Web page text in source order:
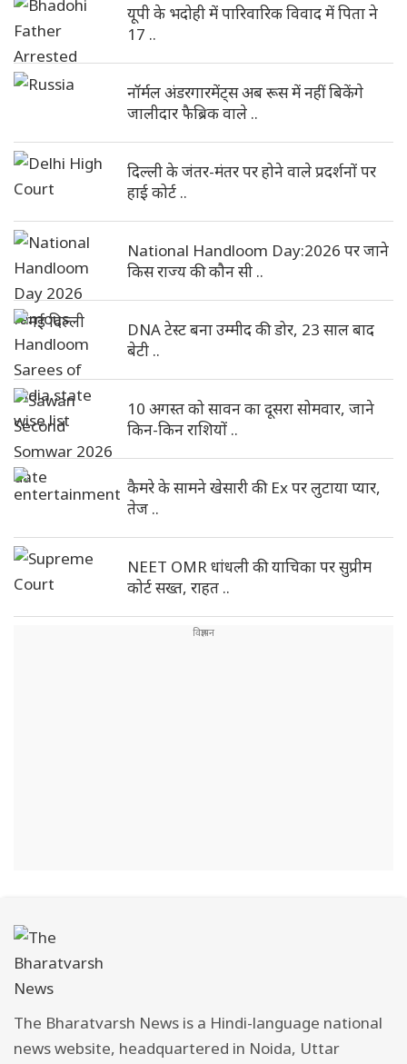
यूपी के भदोही में पारिवारिक विवाद में पिता ने
17 ..
नॉर्मल अंडरगारमेंट्स अब रूस में नहीं बिकेंगे
जालीदार फैब्रिक वाले ..
दिल्ली के जंतर-मंतर पर होने वाले प्रदर्शनों पर
हाई कोर्ट ..
National Handloom Day:2026 पर जाने
किस राज्य की कौन सी ..
DNA टेस्ट बना उम्मीद की डोर, 23 साल बाद
बेटी ..
10 अगस्त को सावन का दूसरा सोमवार, जाने
किन-किन राशियों ..
कैमरे के सामने खेसारी की Ex पर लुटाया प्यार,
तेज ..
NEET OMR धांधली की याचिका पर सुप्रीम
कोर्ट सख्त, राहत ..
The Bharatvarsh News is a Hindi-language national
news website, headquartered in Noida, Uttar